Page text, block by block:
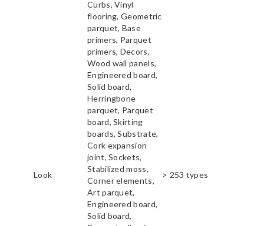
Look
Curbs, Vinyl
flooring, Geometric
parquet, Base
primers, Parquet
primers, Decors,
Wood wall panels,
Engineered board,
Solid board,
Herringbone
parquet, Parquet
board, Skirting
boards, Substrate,
Cork expansion
joint, Sockets,
Stabilized moss,
Corner elements,
Art parquet,
Engineered board,
Solid board,
> 253 types